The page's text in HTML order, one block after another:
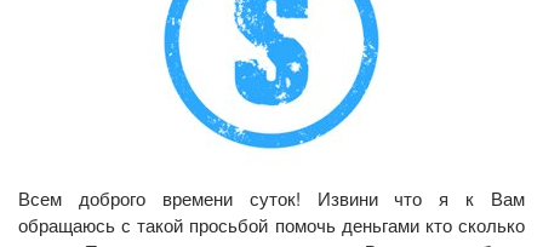
Всем доброго времени суток! Извини что я к Вам
обращаюсь с такой просьбой помочь деньгами кто сколько